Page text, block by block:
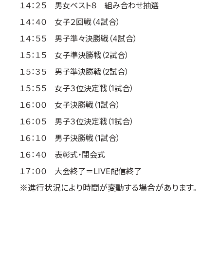
Language
日本語
English
１４：２５ 男女ベスト８ 組み合わせ抽選
１４：４０ 女子２回戦（4試合）
１４：５５ 男子準々決勝戦（4試合）
１５：１５ 女子準決勝戦（2試合）
１５：３５ 男子準決勝戦（2試合）
１５：５５ 女子３位決定戦（1試合）
１６：００ 女子決勝戦（1試合）
１６：０５ 男子３位決定戦（1試合）
１６：１０ 男子決勝戦（1試合）
１６：４０ 表彰式・閉会式
１７：００ 大会終了＝LIVE配信終了
※進行状況により時間が変動する場合があります。